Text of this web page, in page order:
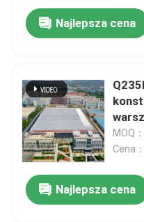
Najlepsza cena
MOQ
Cena
Najlepsza cena